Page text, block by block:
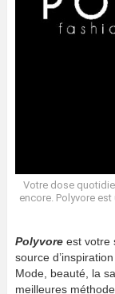
Votre dose
encore. Polyvore
Polyvore est votre
source
Mode, beauté, la
meilleures